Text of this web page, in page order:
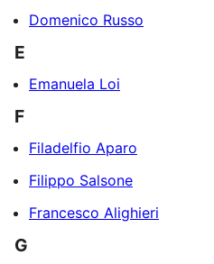
Domenico Russo
E
Emanuela Loi
F
Filadelfio Aparo
Filippo Salsone
Francesco Alighieri
G